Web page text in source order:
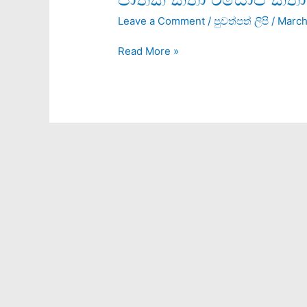
Leave a Comment /පුවත්පත් ලිපි /
ඊසොප්
Read More »